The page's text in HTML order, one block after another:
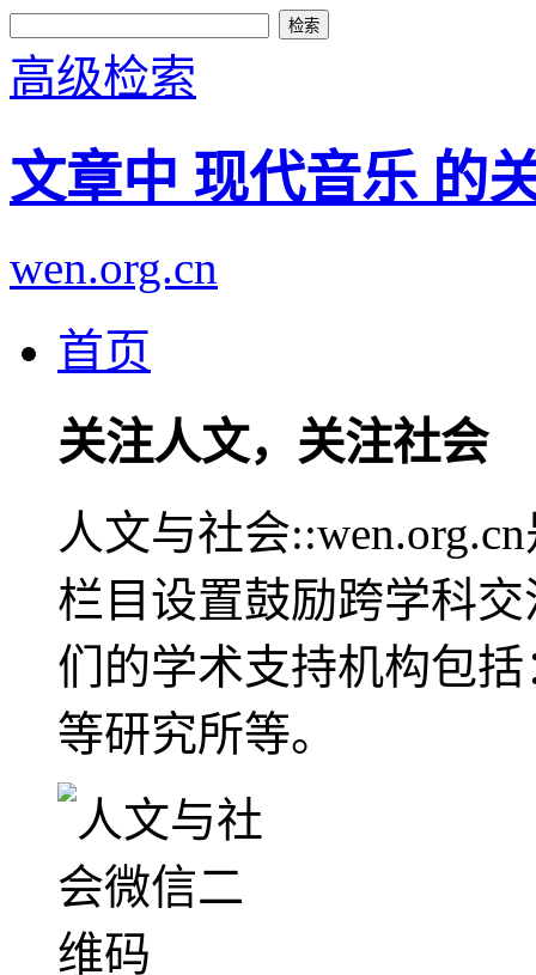
高级检索
文章中 现代音乐 的
wen.org.cn
首页
关注人文，关注社会
人文与社会
栏目设置鼓励跨学科
们的学术支持机构包
等研究所等。